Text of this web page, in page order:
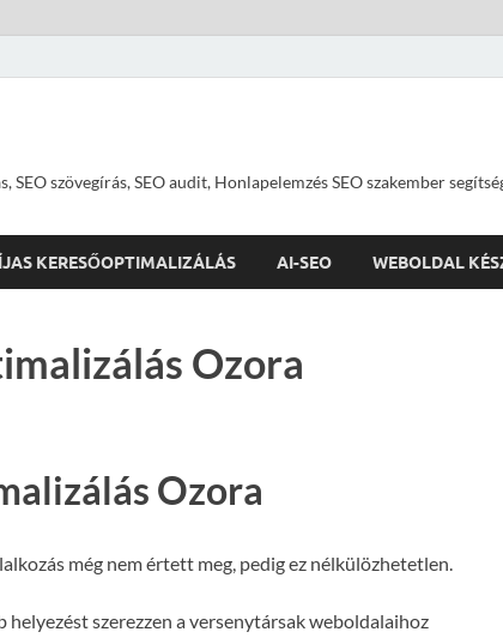
SEO szövegírás, SEO audit, Honlapelemzés SEO szakember
KERESŐOPTIMALIZÁLÁS AI-SEO WEBOLDAL
Ozora
Ozora
még nem értett meg, pedig ez nélkülözhetetlen.
szerezzen a versenytársak weboldalaihoz